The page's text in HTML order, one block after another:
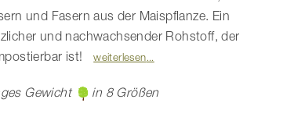
und Fasern aus der Maispflanze. Ein
und nachwachsender Rohstoff, der
ist!
weiterlesen
Gewicht in 8 Größen